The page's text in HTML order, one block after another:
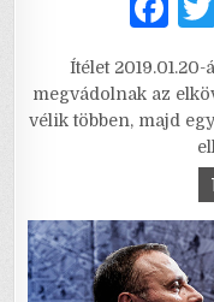
c
e
b
o
k
Ítélet
megvádolnak az
vélik többen, majd